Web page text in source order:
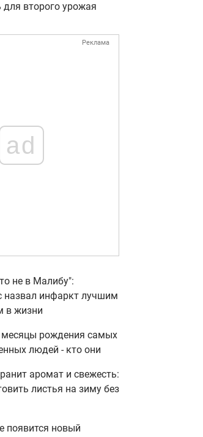
для второго урожая
Реклама
ad
не в Малибу":
назвал инфаркт лучшим
в жизни
рождения самых
людей - кто они
аромат и свежесть:
листья на зиму без
появится новый